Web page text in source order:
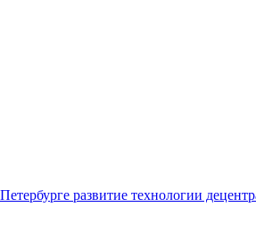
развитие технологии